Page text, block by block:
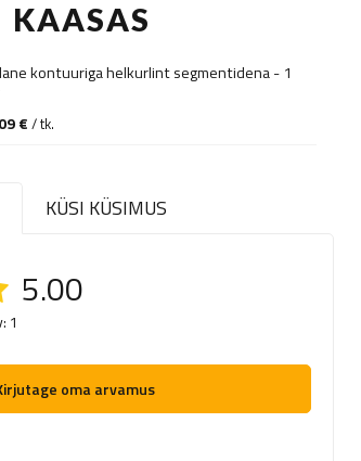
KAASAS
kontuuriga helkurlint segmentidena - 1
€/ tk.
KÜSI KÜSIMUS
5.00
1
oma arvamus